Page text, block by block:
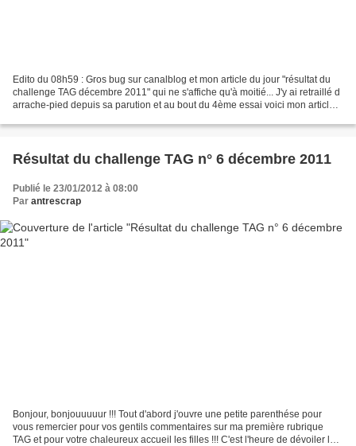
Edito du 08h59 : Gros bug sur canalblog et mon article du jour "résultat du
challenge TAG décembre 2011" qui ne s'affiche qu'à moitié... J'y ai retraillé d
arrache-pied depuis sa parution et au bout du 4ème essai voici mon article
Résultat du challenge TAG n° 6 décembre 2011
Publié le 23/01/2012 à 08:00
Par antrescrap
Bonjour, bonjouuuuur !!! Tout d'abord j'ouvre une petite parenthése pour
vous remercier pour vos gentils commentaires sur ma première rubrique
TAG et pour votre chaleureux accueil les filles !!! C'est l'heure de dévoiler le